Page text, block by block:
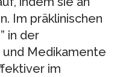
Im präklinischen
in der
Medikamente
im